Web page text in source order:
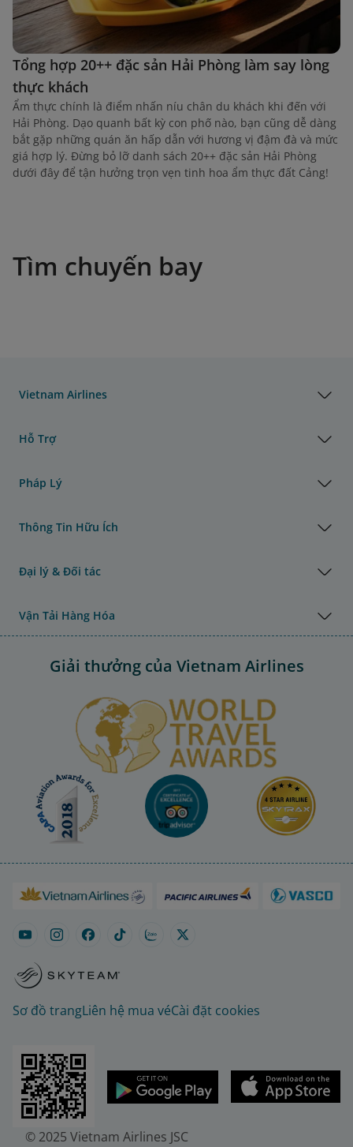
Tổng hợp 20++ đặc sản Hải Phòng làm say lòng
thực khách
Ẩm thực chính là điểm nhấn níu chân du khách khi đến với
Hải Phòng. Dạo quanh bất kỳ con phố nào, bạn cũng dễ dàng
bắt gặp những quán ăn hấp dẫn với hương vị đậm đà và mức
giá hợp lý. Đừng bỏ lỡ danh sách 20++ đặc sản Hải Phòng
dưới đây để tận hưởng trọn vẹn tinh hoa ẩm thực đất Cảng!
Tìm chuyến bay
Vietnam Airlines
Hỗ Trợ
Pháp Lý
Thông Tin Hữu Ích
Đại lý & Đối tác
Vận Tải Hàng Hóa
Giải thưởng của Vietnam Airlines
Sơ đồ trangLiên hệ mua véCài đặt cookies
© 2025 Vietnam Airlines JSC